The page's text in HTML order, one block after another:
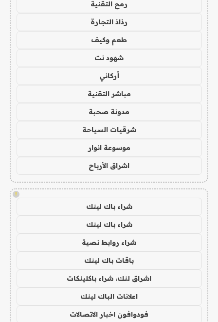
رمح التقنية
رذاذ التجارة
طعم وكيف
شهود نت
أركاني
مباشر التقنية
مدونة صحبة
شرقيات السياحة
موسوعة انوار
اشراق الأرباح
!
شراء باك لينك
شراء باك لينك
شراء روابط نصية
باقات باك لينك
اشراق لنك، شراء باكلينكات
اعلانات الباك لينك
فودوافون اخبار الاتصالات